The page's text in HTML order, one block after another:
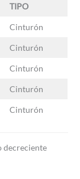
TIPO
Cinturón
Cinturón
Cinturón
Cinturón
Cinturón
decreciente